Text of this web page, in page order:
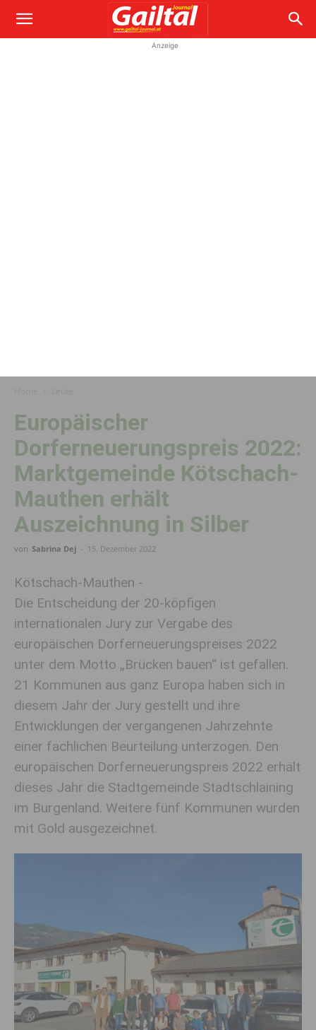
Anzeige
Europäischer
Dorferneuerungspreis 2022:
Marktgemeinde Kötschach-
Mauthen erhält
Auszeichnung in Silber
von Sabrina Dej - 15. Dezember 2022
Kötschach-Mauthen -
Die Entscheidung der 20-köpfigen
internationalen Jury zur Vergabe des
europäischen Dorferneuerungspreises 2022
unter dem Motto „Brücken bauen“ ist gefallen.
21 Kommunen aus ganz Europa haben sich in
diesem Jahr der Jury gestellt und ihre
Entwicklungen der vergangenen Jahrzehnte
einer fachlichen Beurteilung unterzogen. Den
europäischen Dorferneuerungspreis 2022 erhält
dieses Jahr die Stadtgemeinde Stadtschlaining
im Burgenland. Weitere fünf Kommunen wurden
mit Gold ausgezeichnet.